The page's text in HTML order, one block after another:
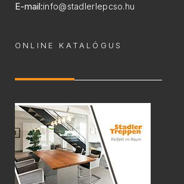
E-mail:info@stadlerlepcso.hu
ONLINE KATALÓGUS